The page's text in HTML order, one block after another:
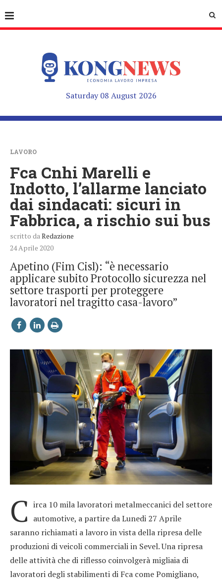
Saturday 08 August 2026
LAVORO
Fca Cnhi Marelli e
Indotto, l’allarme lanciato
dai sindacati: sicuri in
Fabbrica, a rischio sui bus
scritto da Redazione
24 Aprile 2020
Apetino (Fim Cisl): “è necessario
applicare subito Protocollo sicurezza nel
settore trasporti per proteggere
lavoratori nel tragitto casa-lavoro”
C irca 10 mila lavoratori metalmeccanici del settore
automotive, a partire da Lunedi 27 Aprile
saranno richiamati a lavoro in vista della ripresa delle
produzioni di veicoli commerciali in Sevel. Una ripresa
delle attività che di riflesso coinvolgerà migliaia di
lavoratori degli stabilimenti di Fca come Pomigliano,